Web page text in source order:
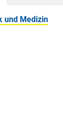
und Medizin